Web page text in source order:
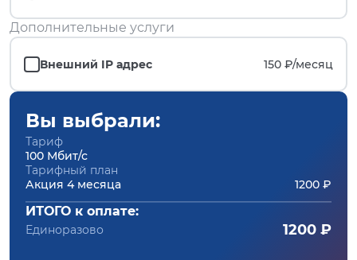
Дополнительные услуги
Внешний IP адрес 150 ₽/месяц
Вы выбрали:
Тариф
100 Мбит/с
Тарифный план
Акция 4 месяца
1200 ₽
ИТОГО к оплате:
Единоразово 1200 ₽